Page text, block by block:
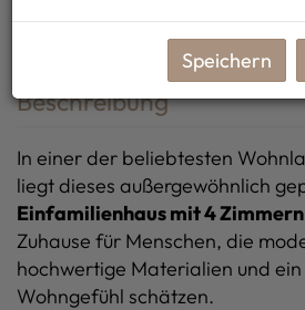
Beschreibung
In einer der beliebtesten
liegt dieses außergewöhnlich
Einfamilienhaus mit 4 Zimmern
Zuhause für Menschen, die
hochwertige Materialien und
Wohngefühl schätzen.
Speichern